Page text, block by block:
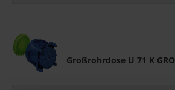
Großrohrdose U 71 K GRO